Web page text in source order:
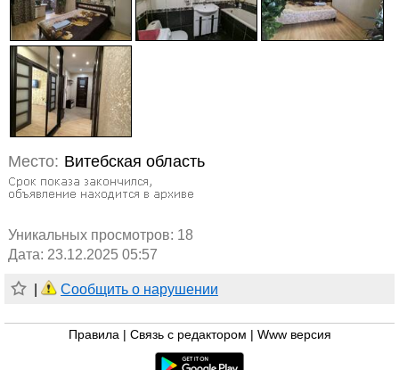
Место: Витебская область
Уникальных просмотров: 18
Дата: 23.12.2025 05:57
Сообщить о нарушении
Правила Связь с редактором Www версия